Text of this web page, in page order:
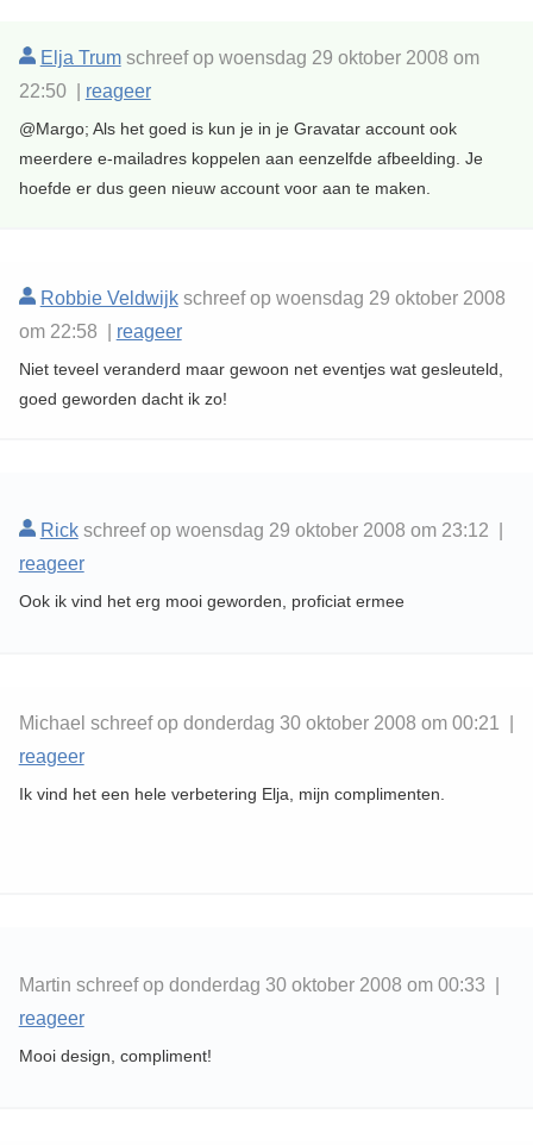
Elja Trumschreef op woensdag 29 oktober 2008 om
22:50 | reageer
@Margo; Als het goed is kun je in je Gravatar account ook
meerdere e-mailadres koppelen aan eenzelfde afbeelding. Je
hoefde er dus geen nieuw account voor aan te maken.
Robbie Veldwijkschreef op woensdag 29 oktober 2008
om 22:58 | reageer
Niet teveel veranderd maar gewoon net eventjes wat gesleuteld,
goed geworden dacht ik zo!
Rickschreef op woensdag 29 oktober 2008 om 23:12 |
reageer
Ook ik vind het erg mooi geworden, proficiat ermee
Michael schreef op donderdag 30 oktober 2008 om 00:21 |
reageer
Ik vind het een hele verbetering Elja, mijn complimenten.
Martin schreef op donderdag 30 oktober 2008 om 00:33 |
reageer
Mooi design, compliment!